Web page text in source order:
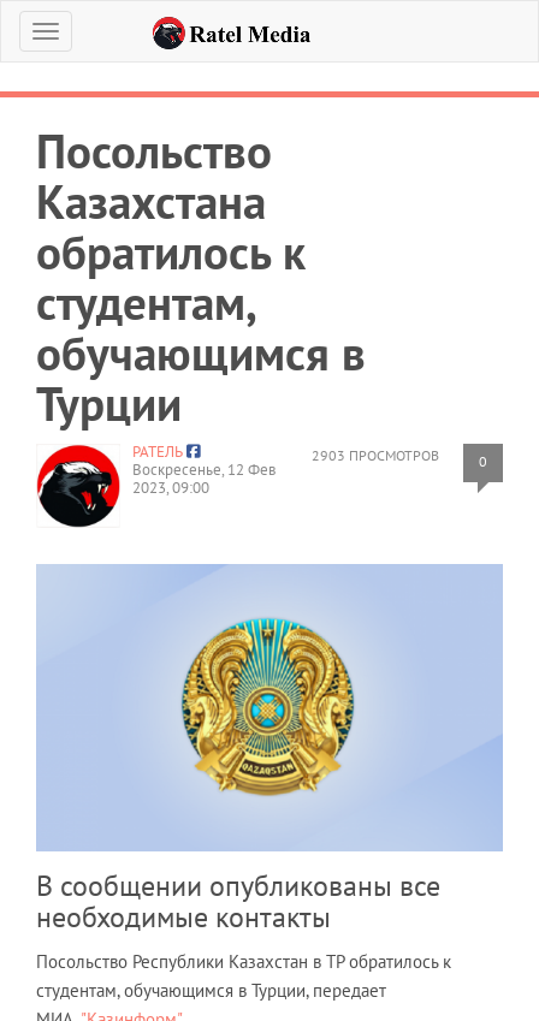
Меню
Посольство
Казахстана
обратилось к
студентам,
обучающимся в
Турции
2903 ПРОСМОТРОВ 0
РАТЕЛЬ
Воскресенье, 12 Фев
2023, 09:00
В сообщении опубликованы все
необходимые контакты
Посольство Республики Казахстан в ТР обратилось к
студентам, обучающимся в Турции, передает